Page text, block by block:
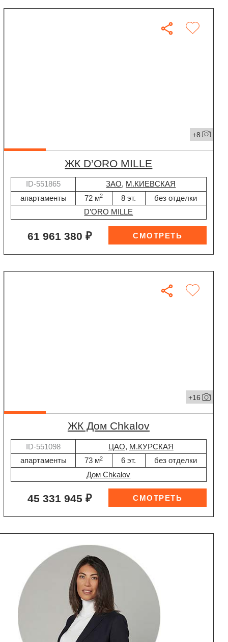
+8
ЖК D’ORO MILLE
ID-551865 ЗАО, М.КИЕВСКАЯ
апартаменты
72 м2 8 эт.
без отделки
D’ORO MILLE
61 961 380 ₽
+16
ЖК Дом Chkalov
ID-551098 ЦАО, М.КУРСКАЯ
апартаменты
73 м2 6 эт.
без отделки
Дом Chkalov
45 331 945 ₽